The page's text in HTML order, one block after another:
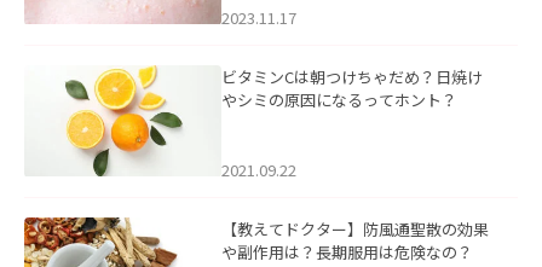
2023.11.17
ビタミンCは朝つけちゃだめ？日焼け
やシミの原因になるってホント？
2021.09.22
【教えてドクター】防風通聖散の効果
や副作用は？長期服用は危険なの？